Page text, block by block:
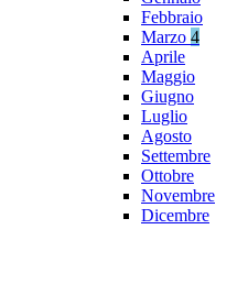
Febbraio
Marzo 4
Aprile
Maggio
Giugno
Luglio
Agosto
Settembre
Ottobre
Novembre
Dicembre